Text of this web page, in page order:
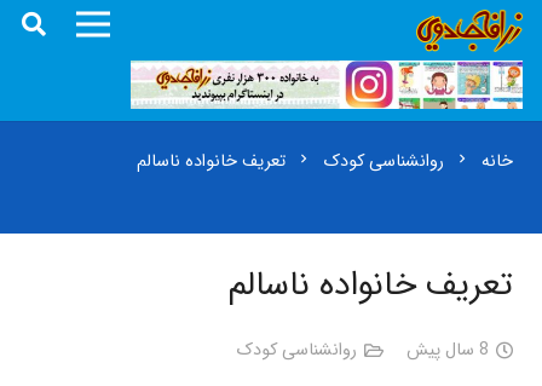
خانه chevron_right روانشناسی کودک chevron_right تعریف خانواده ناسالم
تعریف خانواده ناسالم
8 سال پیش روانشناسی کودک